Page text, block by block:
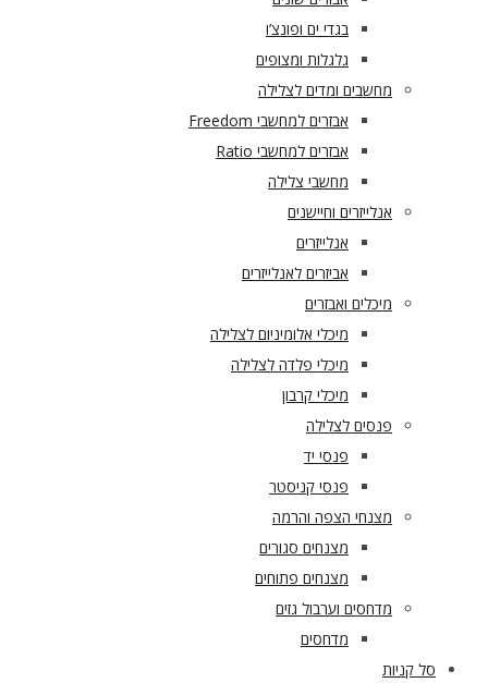
בגדי ים ופונצ’ו
גלגלות ומצופים
מחשבים ומדים לצלילה
אבזרים למחשבי Freedom
אבזרים למחשבי Ratio
מחשבי צלילה
אנלייזרים וחיישנים
אנלייזרים
אביזרים לאנלייזרים
מיכלים ואבזרים
מיכלי אלומיניום לצלילה
מיכלי פלדה לצלילה
מיכלי קרבון
פנסים לצלילה
פנסי יד
פנסי קניסטר
מצנחי הצפה והרמה
מצנחים סגורים
מצנחים פתוחים
מדחסים וערבול גזים
מדחסים
סל קניות